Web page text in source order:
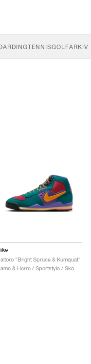
TENNISGOLFARKIV
"Bright Spruce & Kumquat"
& Herre / Sportstyle / Sko